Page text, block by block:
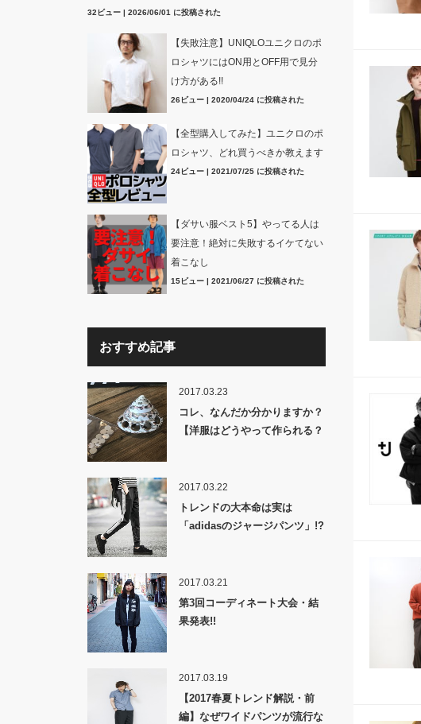
32ビュー| 2026/06/01 に投稿された
【失敗注意】UNIQLOユニクロのポ
ロシャツにはON用とOFF用で見分
け方がある!!
26ビュー| 2020/04/24 に投稿された
【全型購入してみた】ユニクロのポ
ロシャツ、どれ買うべきか教えます
24ビュー| 2021/07/25 に投稿された
【ダサい服ベスト5】やってる人は
要注意！絶対に失敗するイケてない
着こなし
15ビュー| 2021/06/27 に投稿された
おすすめ記事
2017.03.23
コレ、なんだか分かりますか？
【洋服はどうやって作られる？
2017.03.22
トレンドの大本命は実は
「adidasのジャージパンツ」!?
2017.03.21
第3回コーディネート大会・結
果発表!!
2017.03.19
【2017春夏トレンド解説・前
編】なぜワイドパンツが流行な